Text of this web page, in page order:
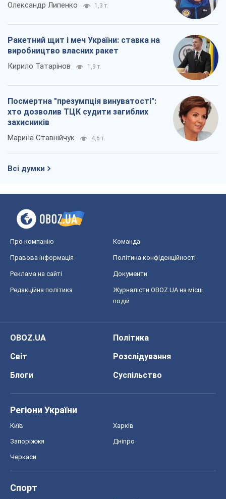
Олександр Липенко 1,3 т.
Ракетний щит і меч України: ставка на
виробництво власних ракет
Кирило Татарінов 1,9 т.
Посмертна "презумпція винуватості":
хто дозволив ТЦК судити загиблих
захисників
Марина Ставнійчук 4,6 т.
Всі думки
Про компанію Команда
Правова інформація Політика конфіденційності
Реклама на сайті Документи
Редакційна політика
Журналісти OBOZ.UA на місці
подій
OBOZ.UA
Політика
Світ
Розслідування
Блоги
Суспільство
Регіони України
Київ Харків
Запоріжжя Дніпро
Черкаси
Спорт